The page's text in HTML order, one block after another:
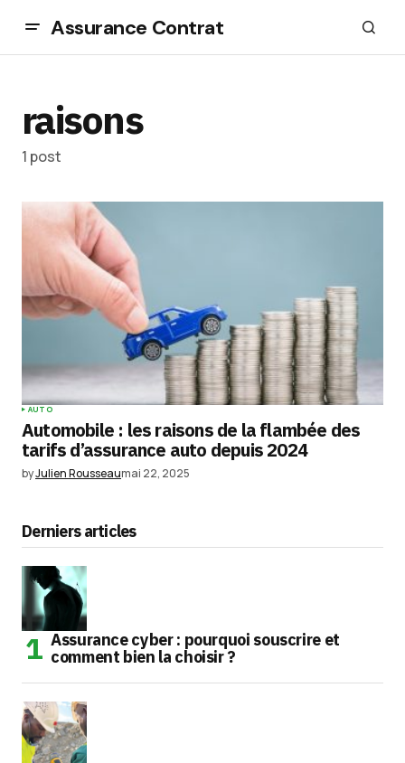
Assurance Contrat
raisons
1 post
AUTO
Automobile : les raisons de la flambée des
tarifs d’assurance auto depuis 2024
byJulien Rousseaumai 22, 2025
Derniers articles
Assurance cyber : pourquoi souscrire et
comment bien la choisir ?